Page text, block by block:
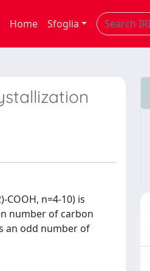
Home Sfoglia
n=4-10) is
number of carbon
an odd number of